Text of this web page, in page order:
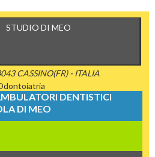
STUDIO DI MEO
CASSINO(FR) - ITALIA
DENTISTICI
DI MEO